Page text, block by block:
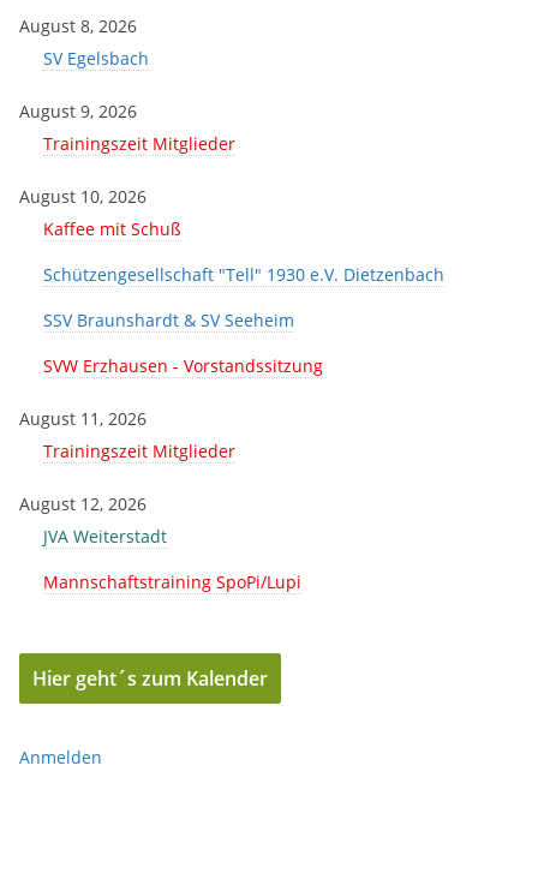
August 8, 2026
SV Egelsbach
August 9, 2026
Trainingszeit Mitglieder
August 10, 2026
Kaffee mit Schuß
Schützengesellschaft "Tell" 1930 e.V. Dietzenbach
SSV Braunshardt & SV Seeheim
SVW Erzhausen - Vorstandssitzung
August 11, 2026
Trainingszeit Mitglieder
August 12, 2026
JVA Weiterstadt
Mannschaftstraining SpoPi/Lupi
Hier geht´s zum Kalender
Anmelden